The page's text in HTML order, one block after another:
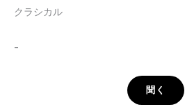
クラシカル
-
聞く